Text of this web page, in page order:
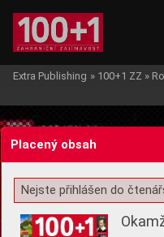
Žádost o souhlas s
Extra Publishing » 100+1 ZZ »
Placený obsah
Nejste přihlášen do